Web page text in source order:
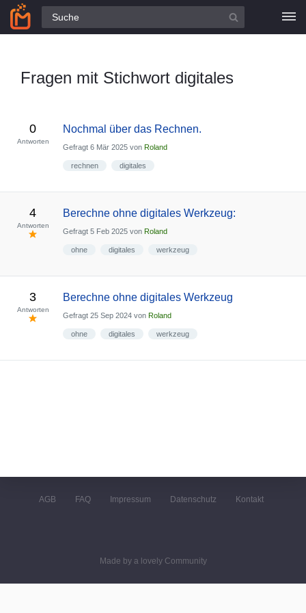
Alle Fragen
Fragen mit Stichwort digitales
0
Antworten
Nochmal über das Rechnen.
Gefragt 6 Mär 2025 von Roland
rechnen digitales
4
Antworten
Berechne ohne digitales Werkzeug:
Gefragt 5 Feb 2025 von Roland
ohne digitales werkzeug
3
Antworten
Berechne ohne digitales Werkzeug
Gefragt 25 Sep 2024 von Roland
ohne digitales werkzeug
AGB FAQ Impressum Datenschutz Kontakt
Made by a lovely Community